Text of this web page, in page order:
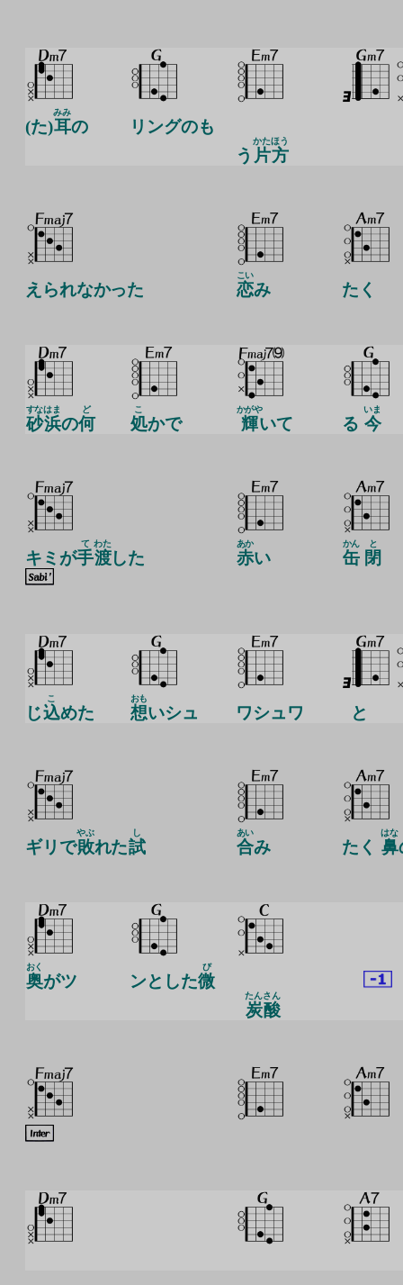
(た)耳
みみ
の
リングのも
う 片
かた
方
ほう
えられなかった 恋
こい
み たく
砂
すな
浜
はま
の何
ど
処
こ
かで 輝
かがや
いて る 今
いま
キミが手
て
渡
わた
した 赤
あか
い 缶
かん
閉
と
じ込
こ
めた 想
おも
いシュ ワシュワ と
ギリで敗
やぶ
れた試
し
合
あい
み たく 鼻
はな
奥
おく
がツ ンとした微
び
炭
たん
酸
さん